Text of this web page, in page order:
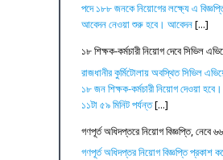
পদে ১৮৮ জনকে নিয়োগের লক্ষ্যে এ
আবেদন নেওয়া শুরু হবে। আবেদন[...]
১৮ শিক্ষক-কর্মচারী নিয়োগ দেবে সিভিল
রাজধানীর কুর্মিটোলায় অবস্থিত সিভিল
১৮ জন শিক্ষক-কর্মচারী নিয়োগ দেওয়া
১১টা ৫৯ মিনিট পর্যন্ত[...]
গণপূর্ত অধিদপ্তরে নিয়োগ বিজ্ঞপ্তি, নেবে
গণপূর্ত অধিদপ্তর নিয়োগ বিজ্ঞপ্তি প্রকাশ